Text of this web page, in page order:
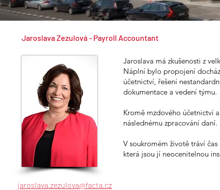
Jaroslava Zezulová - Payroll Accountant
jaroslava.zezulova@facta.cz
Jaroslava má zkušenosti z
Náplní bylo propojení
účetnictví, řešení
dokumentace a vedení týmu.
Kromě mzdového účetnictví
následnému zpracování daní.
V soukromém životě tráví
která jsou jí neocenitelnou